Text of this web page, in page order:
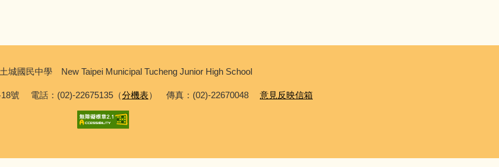
城國民中學 New Taipei Municipal Tucheng Junior High School
18號 電話：(02)-22675135（分機表） 傳真：(02)-22670048 意見反映信箱